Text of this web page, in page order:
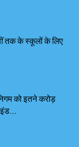
तक के स्कूलों के लिए
को इतने करोड़